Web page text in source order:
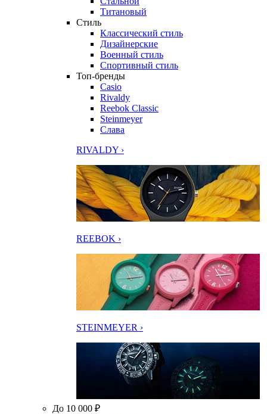
Титановый
Стиль
Классический стиль
Дизайнерские
Военный стиль
Спортивный стиль
Топ-бренды
Casio
Rivaldy
Reebok Classic
Steinmeyer
Слава
RIVALDY ›
REEBOK ›
STEINMEYER ›
До 10 000 ₽